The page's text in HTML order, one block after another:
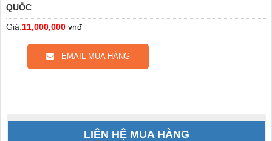
QUỐC
Giá:11,000,000 vnđ
EMAIL MUA HÀNG
LIÊN HỆ MUA HÀNG